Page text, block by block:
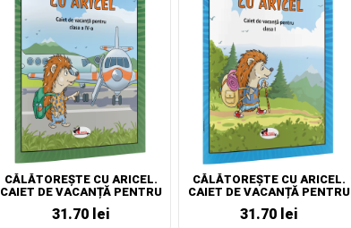
CĂLĂTOREȘTE CU ARICEL.
CAIET DE VACANȚĂ PENTRU
CLASA A IV-A
31.70 lei
CĂLĂTOREȘTE CU ARICEL.
CAIET DE VACANȚĂ PENTRU
CLASA I
31.70 lei